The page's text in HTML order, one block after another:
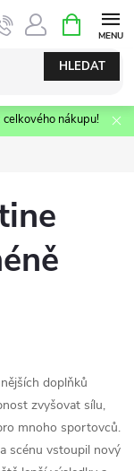
HLEDAT
NÁKUPNÍ
KOŠÍK
nákupu!
doplňků
zvyšovat sílu,
mnoho sportovců.
scénu vstoupil nový